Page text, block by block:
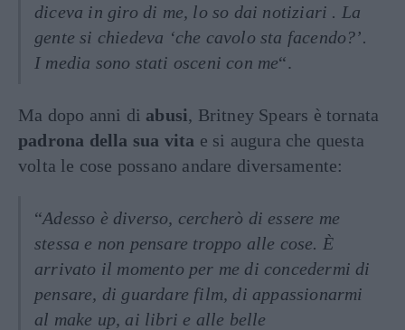
diceva in giro di me, lo so dai notiziari . La
gente si chiedeva ‘che cavolo sta facendo?’.
I media sono stati osceni con me“.
Ma dopo anni di abusi, Britney Spears è tornata
padrona della sua vita e si augura che questa
volta le cose possano andare diversamente:
“Adesso è diverso, cercherò di essere me
stessa e non pensare troppo alle cose. È
arrivato il momento per me di concedermi di
pensare, di guardare film, di appassionarmi
al make up, ai libri e alle belle